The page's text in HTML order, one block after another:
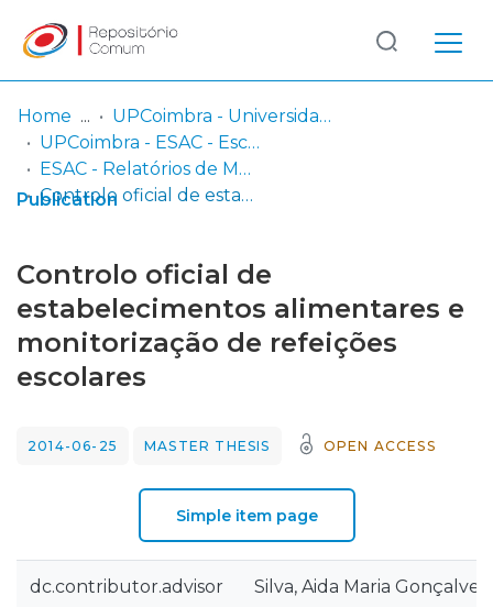
Communities
& Collections
Statistics
Log
In
(current)
Home
UPCoimbra - Universidade Politécnica de Coimbra
UPCoimbra - ESAC - Escola Superior Agrária de Coimbra
ESAC - Relatórios de Mestrado
Controlo oficial de estabelecimentos alimentares e monitorização de refeições escolares
Publication
Controlo oficial de
estabelecimentos alimentares e
monitorização de refeições
escolares
2014-06-25 MASTER THESIS OPEN ACCESS
Simple item page
dc.contributor.advisor Silva, Aida Maria